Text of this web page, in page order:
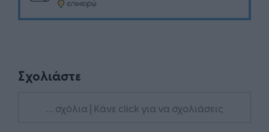
Σχολιάστε
... σχόλια | Κάνε click για να σχολιάσεις